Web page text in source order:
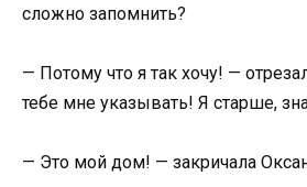
сложно запомнить?
— Потому что я так хочу! —
тебе мне указывать! Я старше,
— Это мой дом! — закричала